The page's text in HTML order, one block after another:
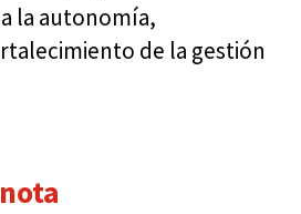
la autonomía,
de la gestión